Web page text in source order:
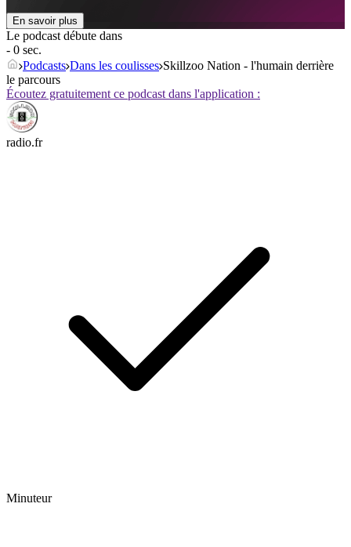
En savoir plus
Le podcast débute dans
- 0 sec.
Podcasts Dans les coulisses Skillzoo Nation - l'humain derrière
le parcours
Écoutez gratuitement ce podcast dans l'application :
radio.fr
Minuteur